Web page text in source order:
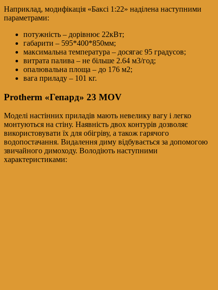
Наприклад, модифікація «Баксі 1:22» наділена наступними
параметрами:
потужність – дорівнює 22кВт;
габарити – 595*400*850мм;
максимальна температура – досягає 95 градусов;
витрата палива – не більше 2.64 м3/год;
опалювальна площа – до 176 м2;
вага приладу – 101 кг.
Protherm «Гепард» 23 MOV
Моделі настінних приладів мають невелику вагу і легко
монтуються на стіну. Наявність двох контурів дозволяє
використовувати їх для обігріву, а також гарячого
водопостачання. Видалення диму відбувається за допомогою
звичайного димоходу. Володіють наступними
характеристиками: